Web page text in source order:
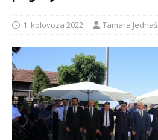
1. kolovoza 2022. Tamara